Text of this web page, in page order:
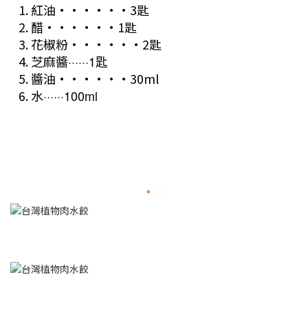
紅油······3匙
醋······1匙
花椒粉······2匙
芝麻醬······1匙
醬油······30ml
水······100ml